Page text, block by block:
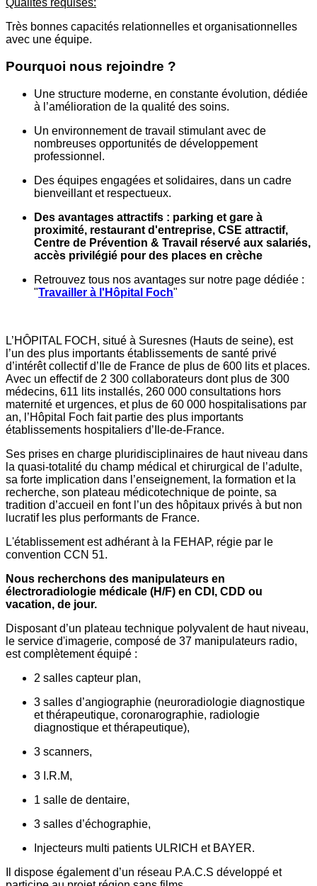
Très bonnes capacités relationnelles et organisationnelles
avec une équipe.
Pourquoi nous rejoindre ?
Une structure moderne, en constante évolution, dédiée
à l’amélioration de la qualité des soins.
Un environnement de travail stimulant avec de
nombreuses opportunités de développement
professionnel.
Des équipes engagées et solidaires, dans un cadre
bienveillant et respectueux.
Des avantages attractifs : parking et gare à
proximité, restaurant d'entreprise, CSE attractif,
Centre de Prévention & Travail réservé aux salariés,
accès privilégié pour des places en crèche
Retrouvez tous nos avantages sur notre page dédiée :
"Travailler à l'Hôpital Foch"
L’HÔPITAL FOCH, situé à Suresnes (Hauts de seine), est
l’un des plus importants établissements de santé privé
d’intérêt collectif d’Ile de France de plus de 600 lits et places.
Avec un effectif de 2 300 collaborateurs dont plus de 300
médecins, 611 lits installés, 260 000 consultations hors
maternité et urgences, et plus de 60 000 hospitalisations par
an, l’Hôpital Foch fait partie des plus importants
établissements hospitaliers d’Ile-de-France.
Ses prises en charge pluridisciplinaires de haut niveau dans
la quasi-totalité du champ médical et chirurgical de l’adulte,
sa forte implication dans l’enseignement, la formation et la
recherche, son plateau médicotechnique de pointe, sa
tradition d’accueil en font l’un des hôpitaux privés à but non
lucratif les plus performants de France.
L'établissement est adhérant à la FEHAP, régie par le
convention CCN 51.
Nous recherchons des manipulateurs en
électroradiologie médicale (H/F) en CDI, CDD ou
vacation, de jour.
Disposant d’un plateau technique polyvalent de haut niveau,
le service d'imagerie, composé de 37 manipulateurs radio,
est complètement équipé :
2 salles capteur plan,
3 salles d’angiographie (neuroradiologie diagnostique
et thérapeutique, coronarographie, radiologie
diagnostique et thérapeutique),
3 scanners,
3 I.R.M,
1 salle de dentaire,
3 salles d’échographie,
Injecteurs multi patients ULRICH et BAYER.
Il dispose également d’un réseau P.A.C.S développé et